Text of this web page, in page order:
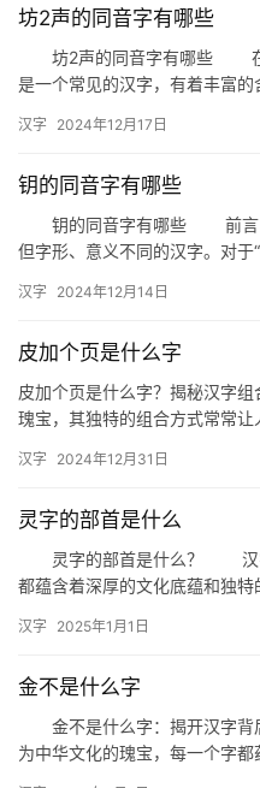
坊2声的同音字有哪些
坊2声的同音字有哪些 在汉
是一个常见的汉字，有着丰富
汉字 2024年12月17日
钥的同音字有哪些
钥的同音字有哪些 前言：
但字形、意义不同的汉字。对于
汉字 2024年12月14日
皮加个页是什么字
皮加个页是什么字？揭秘汉字
瑰宝，其独特的组合方式常常
更…
汉字 2024年12月31日
灵字的部首是什么
灵字的部首是什么？ 汉字
都蕴含着深厚的文化底蕴和独
关…
汉字 2025年1月1日
金不是什么字
金不是什么字：揭开汉字
为中华文化的瑰宝，每一个字